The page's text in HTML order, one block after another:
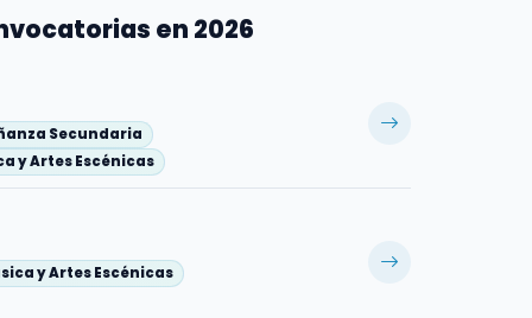
en 2026
Secundaria
y Artes Escénicas
y Artes Escénicas